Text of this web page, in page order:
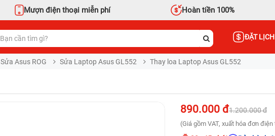
Mượn điện thoại miễn phí Hoàn tiền 100%
ĐẶT
Sửa Asus ROG Sửa Laptop Asus GL552 Thay loa Laptop Asus GL552
890.000 đ1.200.000 đ
(Giá gồm VAT, xuất hóa đơn